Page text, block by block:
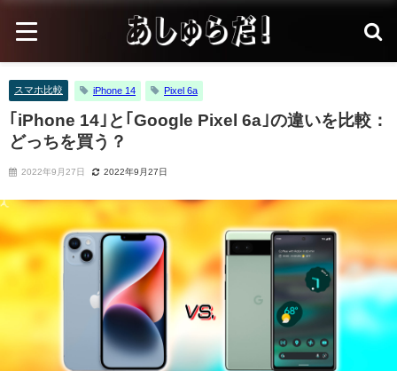
スマホ比較 iPhone 14 Pixel 6a
｢iPhone 14｣と｢Google Pixel 6a｣の違いを比較：
どっちを買う？
2022年9月27日 2022年9月27日